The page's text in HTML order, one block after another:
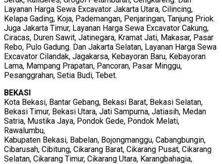
Layanan Harga Sewa Excavator Jakarta Utara, Cilincing,
Kelapa Gading, Koja, Pademangan, Penjaringan, Tanjung Priok.
Juga Jakarta Timur, Layanan Harga Sewa Excavator Cakung,
Ciracas, Duren Sawit, Jatinegara, Kramat Jati, Makasar, Pasar
Rebo, Pulo Gadung. Dan Jakarta Selatan, Layanan Harga Sewa
Excavator Cilandak, Jagakarsa, Kebayoran Baru, Kebayoran
Lama, Mampang Prapatan, Pancoran, Pasar Minggu,
Pesanggrahan, Setia Budi, Tebet.
BEKASI
Kota Bekasi, Bantar Gebang, Bekasi Barat, Bekasi Selatan,
Bekasi Timur, Bekasi Utara, Jati Sampurna, Jatiasih, Medan
Satria, Mustika Jaya, Pondok Gede, Pondok Melati,
Rawalumbu,
Kabupaten Bekasi, Babelan, Bojongmanggu, Cabangbungin,
Cibarusah, Cibitung, Cikarang Barat, Cikarang Pusat, Cikarang
Selatan, Cikarang Timur, Cikarang Utara, Karangbahagia,